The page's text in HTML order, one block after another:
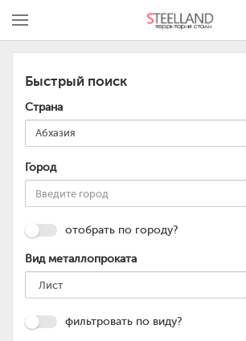
Быстрый поиск
Страна
Абхазия
Город
отобрать по городу?
Вид металлопроката
фильтровать по виду?